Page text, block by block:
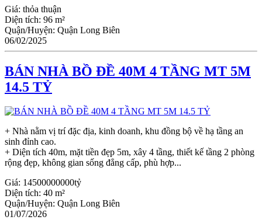
Giá: thỏa thuận
Diện tích: 96 m²
Quận/Huyện: Quận Long Biên
06/02/2025
BÁN NHÀ BỒ ĐỀ 40M 4 TẦNG MT 5M
14.5 TỶ
+ Nhà nằm vị trí đặc địa, kinh doanh, khu đồng bộ về hạ tầng an
sinh đỉnh cao.
+ Diện tích 40m, mặt tiền đẹp 5m, xây 4 tầng, thiết kế tầng 2 phòng
rộng đẹp, không gian sống đẳng cấp, phù hợp...
Giá: 14500000000tỷ
Diện tích: 40 m²
Quận/Huyện: Quận Long Biên
01/07/2026